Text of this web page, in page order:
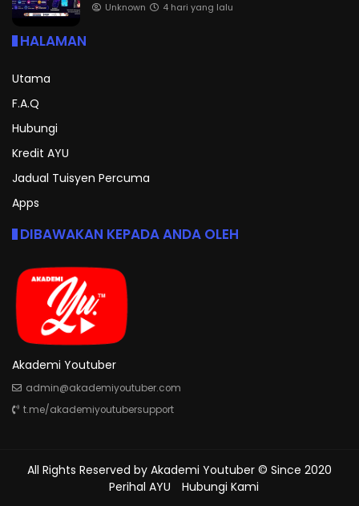
Unknown 4 hari yang lalu
HALAMAN
Utama
F.A.Q
Hubungi
Kredit AYU
Jadual Tuisyen Percuma
Apps
DIBAWAKAN KEPADA ANDA OLEH
Akademi Youtuber
admin@akademiyoutuber.com
t.me/akademiyoutubersupport
All Rights Reserved by Akademi Youtuber © Since 2020
Perihal AYU
Hubungi Kami